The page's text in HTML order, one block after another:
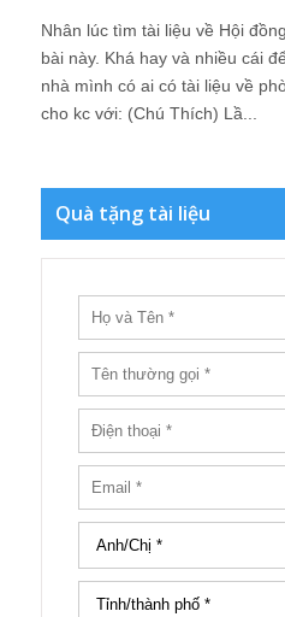
Nhân lúc tìm tài liệu về Hội
bài này. Khá hay và nhiều cái
nhà mình có ai có tài liệu về
cho kc với: (Chú Thích) Lầ...
Quà tặng tài liệu